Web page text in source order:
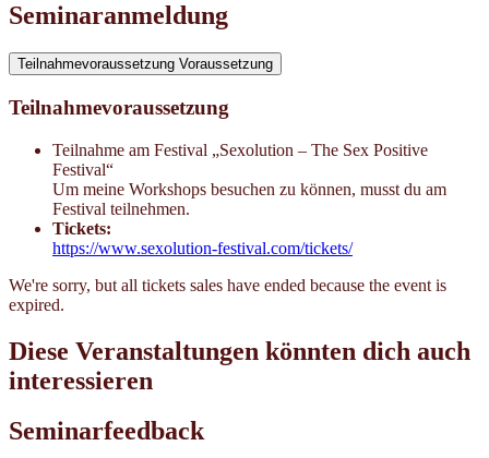
Seminaranmeldung
Teilnahmevoraussetzung Voraussetzung
Teilnahmevoraussetzung
Teilnahme am Festival „Sexolution – The Sex Positive
Festival“
Um meine Workshops besuchen zu können, musst du am
Festival teilnehmen.
Tickets:
https://www.sexolution-festival.com/tickets/
We're sorry, but all tickets sales have ended because the event is
expired.
Diese Veranstaltungen könnten dich auch
interessieren
Seminarfeedback